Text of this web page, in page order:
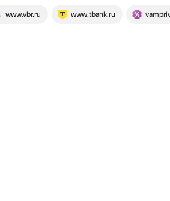
www.vbr.ru www.tbank.ru